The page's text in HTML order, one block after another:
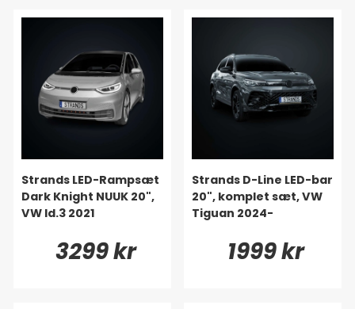
Strands LED-Rampsæt
Dark Knight NUUK 20",
VW Id.3 2021
3299 kr
Strands D-Line LED-bar
20", komplet sæt, VW
Tiguan 2024-
1999 kr